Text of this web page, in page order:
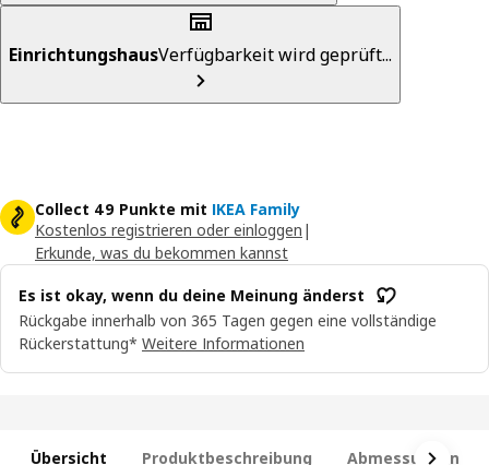
EinrichtungshausVerfügbarkeit wird geprüft...
Collect 49 Punkte mit IKEA Family
Kostenlos registrieren oder einloggen |
Erkunde, was du bekommen kannst
Es ist okay, wenn du deine Meinung änderst
Rückgabe innerhalb von 365 Tagen gegen eine vollständige
Rückerstattung* Weitere Informationen
Übersicht Produktbeschreibung Abmessungen